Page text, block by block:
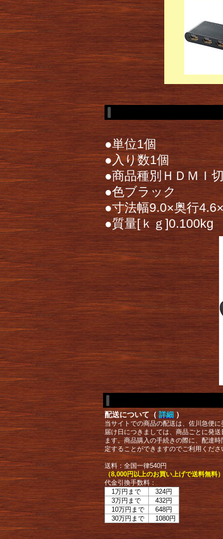
●単位1個
●入り数1個
●商品種別ＨＤＭＩ
●色ブラック
●寸法幅9.0×奥行
●質量[ｋｇ]0.100kg
配送について（ 詳細 ）
当サイトでの商品の配送は、佐川急便
届け日につきましては、商品ごとに発
ます。商品購入の手続きの際に、配達
定することができますのでご利用くださ
送料：全国一律540円
（8,000円以上のお買い上げで送料無料
代金引換手数料：
1万円まで
324円
3万円まで
432円
10万円まで
648円
30万円まで
1080円